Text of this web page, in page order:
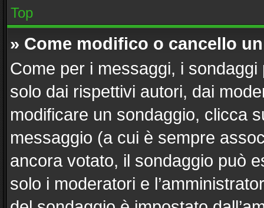
Top
» Come modifico o cancello
Come per i messaggi, i
solo dai rispettivi autori, dai
modificare un sondaggio, clicca
messaggio (a cui è sempre
ancora votato, il sondaggio può
solo i moderatori e